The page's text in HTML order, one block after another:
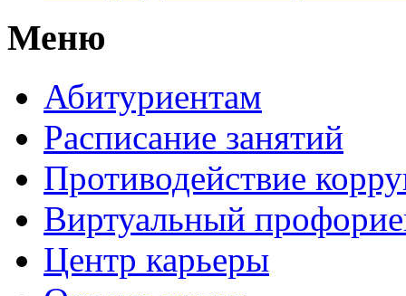
Меню
Абитуриентам
Расписание занятий
Противодействие
Виртуальный
Центр карьеры